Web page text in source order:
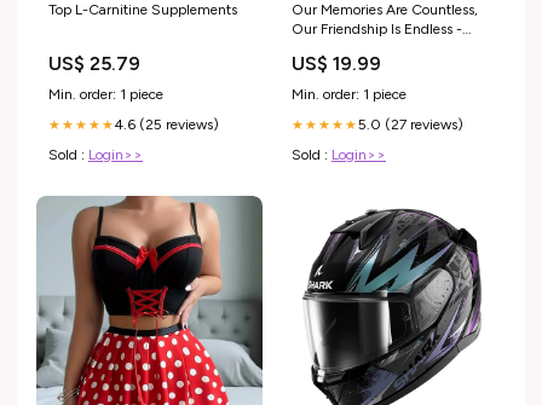
Top L-Carnitine Supplements
US$ 25.79
Min. order: 1 piece
★★★★★4.6 (25 reviews)
Sold : Login>>
Our Memories Are Countless,
Our Friendship Is Endless -
Circle Glass Ornament -
Christmas Gift For Best Friends,
BFF, Sisters Size:2.76 IN
US$ 19.99
Min. order: 1 piece
★★★★★5.0 (27 reviews)
Sold : Login>>